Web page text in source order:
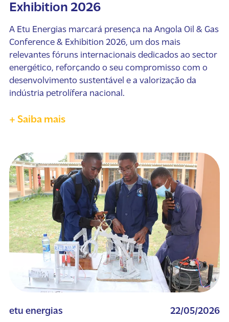
Exhibition 2026
A Etu Energias marcará presença na Angola Oil & Gas
Conference & Exhibition 2026, um dos mais
relevantes fóruns internacionais dedicados ao sector
energético, reforçando o seu compromisso com o
desenvolvimento sustentável e a valorização da
indústria petrolífera nacional.
+ Saiba mais
etu energias 22/05/2026